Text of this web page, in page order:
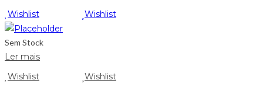
Wishlist
Wishlist
Sem Stock
Ler mais
Wishlist
Wishlist